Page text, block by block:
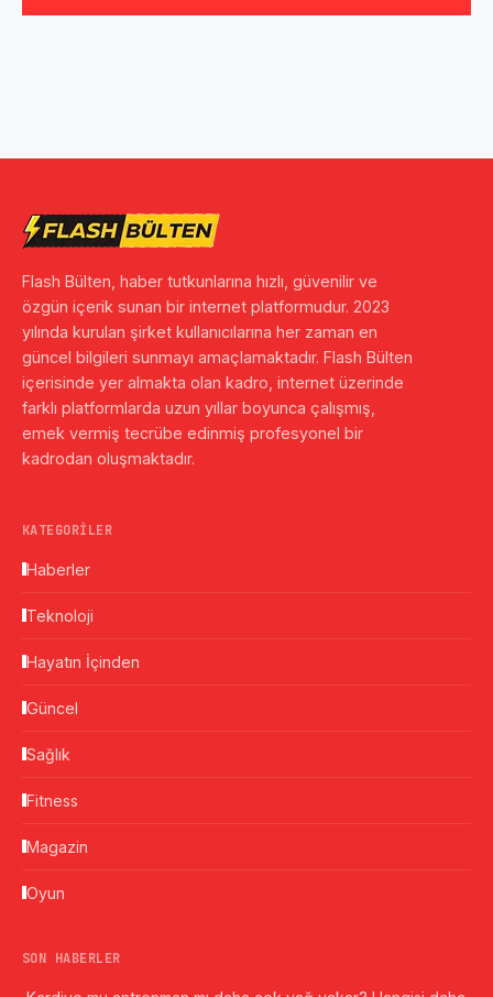
Flash Bülten, haber tutkunlarına hızlı, güvenilir ve
özgün içerik sunan bir internet platformudur. 2023
yılında kurulan şirket kullanıcılarına her zaman en
güncel bilgileri sunmayı amaçlamaktadır. Flash Bülten
içerisinde yer almakta olan kadro, internet üzerinde
farklı platformlarda uzun yıllar boyunca çalışmış,
emek vermiş tecrübe edinmiş profesyonel bir
kadrodan oluşmaktadır.
KATEGORILER
Haberler
Teknoloji
Hayatın İçinden
Güncel
Sağlık
Fitness
Magazin
Oyun
SON HABERLER